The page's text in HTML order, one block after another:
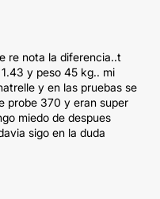
re nota la diferencia..t
y peso 45 kg.. mi
y en las pruebas se
probe 370 y eran super
miedo de despues
sigo en la duda